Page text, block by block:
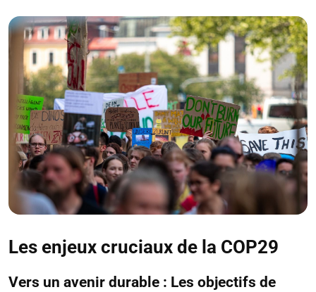
Les enjeux cruciaux de la COP29
Vers un avenir durable : Les objectifs de